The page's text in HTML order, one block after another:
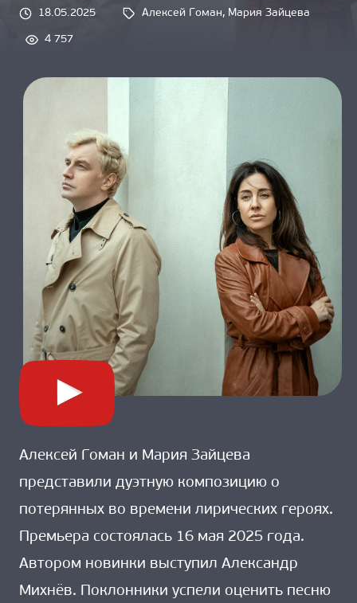
18.05.2025 Алексей Гоман, Мария Зайцева
4 757
Алексей Гоман и Мария Зайцева
представили дуэтную композицию о
потерянных во времени лирических героях.
Премьера состоялась 16 мая 2025 года.
Автором новинки выступил Александр
Михнёв. Поклонники успели оценить песню